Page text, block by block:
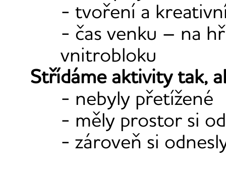
- tvoření a
- čas venku – na
vnitrobloku
Střídáme aktivity tak,
- nebyly přetížené
- měly prostor si
- zároveň si